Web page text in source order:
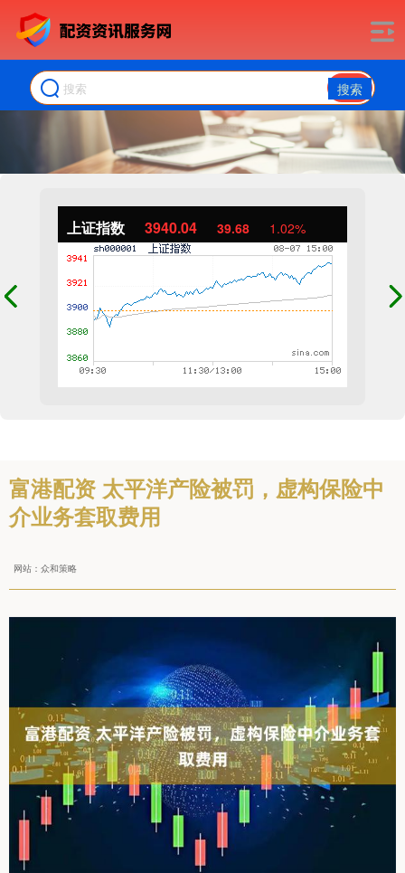
搜索
上证指数 3940.04 39.68 1.02%
富港配资 太平洋产险被罚，虚构保险中
介业务套取费用
网站：众和策略